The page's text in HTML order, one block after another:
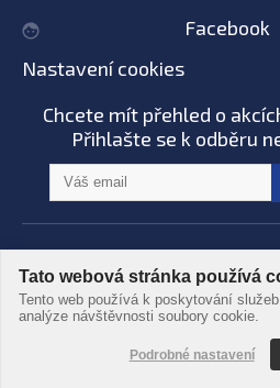
Facebook
Nastavení cookies
Chcete mít přehled o
Přihlašte se k odběru
© AZ koupelny® 2006 -
použití-Ochrana dat-
údajů
Tato webová stránka používá
Tento web používá k poskytování
analýze návštěvnosti soubory cookie.
Podrobné nastavení